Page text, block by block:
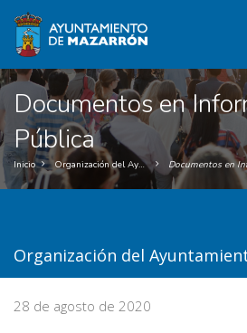
contenido
principal
de
la
página
Documentos en
Pública
Inicio Organización del Ayuntamiento y Administrativa
Organización del
28 de agosto de 2020